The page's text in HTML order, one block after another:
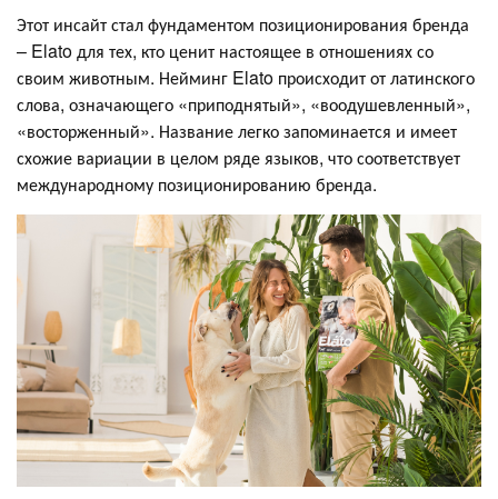
Этот инсайт стал фундаментом позиционирования бренда
– Elato для тех, кто ценит настоящее в отношениях со
своим животным. Нейминг Elato происходит от латинского
слова, означающего «приподнятый», «воодушевленный»,
«восторженный». Название легко запоминается и имеет
схожие вариации в целом ряде языков, что соответствует
международному позиционированию бренда.